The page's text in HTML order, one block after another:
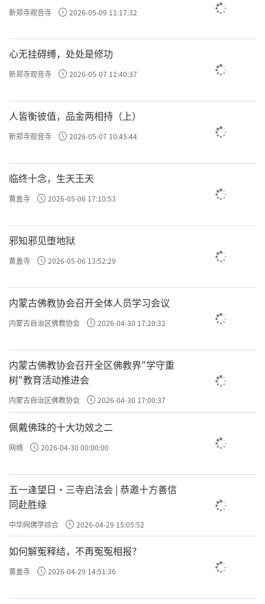
新郑寺观音寺 2026-05-09 11:17:32
心无挂碍缚，处处是修功
新郑寺观音寺 2026-05-07 11:40:37
人皆衡彼值，品金两相持（上）
新郑寺观音寺 2026-05-07 10:45:44
临终十念，生天王天
黄盖寺 2026-05-06 17:10:53
邪知邪见堕地狱
黄盖寺 2026-05-06 13:52:29
内蒙古佛教协会召开全体人员学习会议
内蒙古自治区佛教协会 2026-04-30 17:20:32
内蒙古佛教协会召开全区佛教界"学守重
树"教育活动推进会
内蒙古自治区佛教协会 2026-04-30 17:00:37
佩戴佛珠的十大功效之二
网络 2026-04-30 00:00:00
五一逢望日・三寺启法会 | 恭邀十方善信
同赴胜缘
中华网佛学综合 2026-04-29 15:05:52
如何解冤释结，不再冤冤相报？
黄盖寺 2026-04-29 14:51:36